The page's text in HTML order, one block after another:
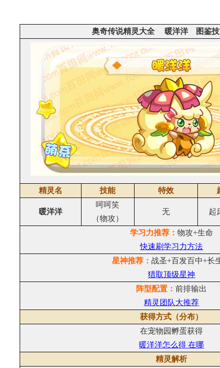
奥奇传说精灵大全 暖洋洋 图鉴技
精灵名 技能 特效
暖洋洋
呵呵笑
（物攻）
无 起
学习力推荐： 物攻+生命
快速刷学习力方法
星神推荐：战圣+百发百中+长
猎取顶级星神
阵型配置：前排输出
精灵团队大推荐
获得方式（分布）
在宠物园孵蛋获得
暖洋洋怎么得 在哪
精灵解析